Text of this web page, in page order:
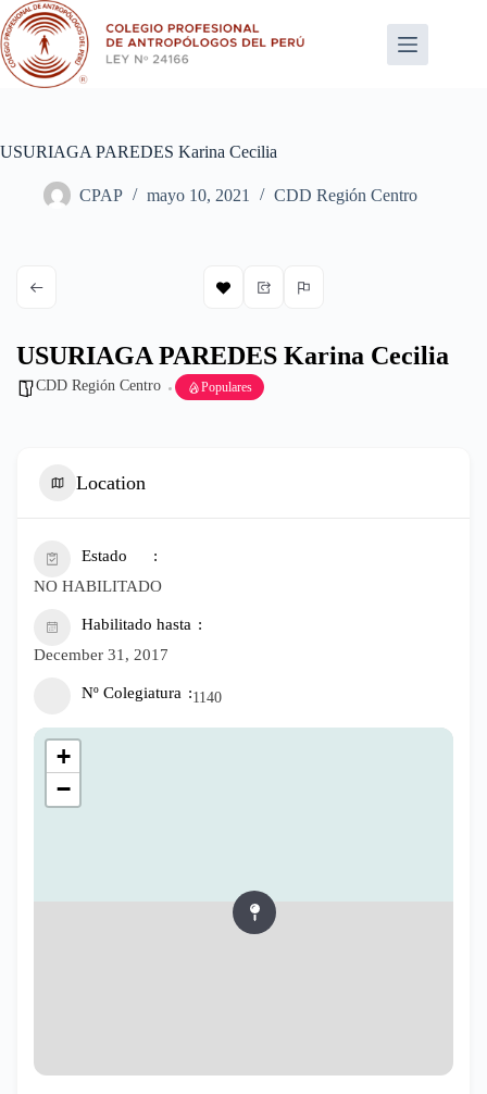
Saltar
al
contenido
USURIAGA PAREDES Karina Cecilia
CPAP mayo 10, 2021 CDD Región Centro
USURIAGA PAREDES Karina Cecilia
CDD Región Centro Populares
Location
Estado
NO HABILITADO
Habilitado hasta
December 31, 2017
Nº Colegiatura 1140
+
−